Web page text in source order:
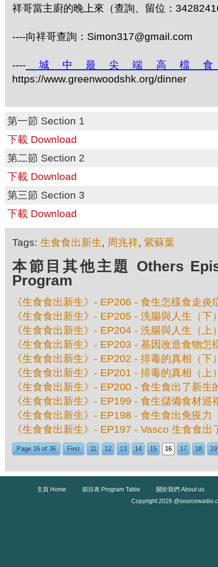
祥哥當主廚的晚上來（查詢、留位：
----向祥哥查詢：Simon317@gmail.com
---- 城中最尖端高檔
https://www.greenwoodshk.org/dinner
第一節 Section 1
下載 Download
第二節 Section 2
下載 Download
第三節 Section 3
下載 Download
Tags: 生食食出新生, 周兆祥, 紫蘇葉
本節目其他主題 Others
Program
《生食食出新生》- EP206 - 食生怎樣食走炎
《生食食出新生》- EP205 - 洗腸與人生（下
《生食食出新生》- EP204 - 洗腸與人生（上
《生食食出新生》- EP203 - 基因改造食物怎
《生食食出新生》- EP202 - 排毒的真相（下
《生食食出新生》- EP201 - 排毒的真相（上
《生食食出新生》- EP200 - 食生食出了新生
《生食食出新生》- EP199 - 食生儲備食材巡
《生食食出新生》- EP198 - 食生食出免疫力
《生食食出新生》- EP197 - Vasco 生食食出
Page 16 of 36 First 11 12 13 14 15 16 17 18 19
主頁 Home 節目表 Program Table
關於我們 About us
Copyright 2026